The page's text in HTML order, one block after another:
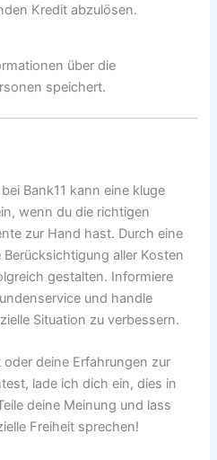
Kredit abzulösen.
über die
speichert.
Bank11 kann eine kluge
wenn du die richtigen
zur Hand hast. Durch eine
aller Kosten
gestalten. Informiere
und handle
Situation zu verbessern.
deine Erfahrungen zur
lade ich dich ein, dies in
deine Meinung und lass
Freiheit sprechen!